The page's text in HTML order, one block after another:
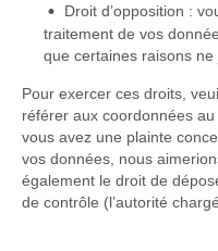
Droit d’opposition :
traitement de vos
que certaines raisons
Pour exercer ces droits,
référer aux coordonnées
vous avez une plainte
vos données, nous
également le droit de
de contrôle (l’autorité